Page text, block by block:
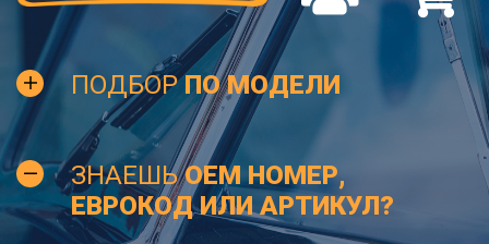
ПОДБОРПО МОДЕЛИ
ЗНАЕШЬOEM НОМЕР,
ЕВРОКОД ИЛИ АРТИКУЛ?